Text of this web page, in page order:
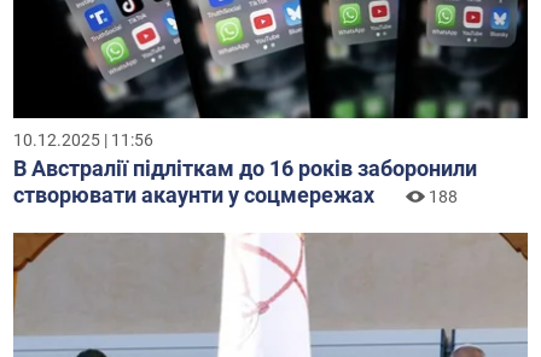
10.12.2025 | 11:56
В Австралії підліткам до 16 років заборонили
створювати акаунти у соцмережах
188